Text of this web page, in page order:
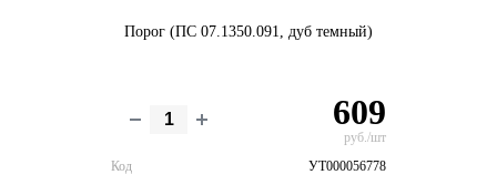
Порог (ПС 07.1350.091, дуб темный)
609
руб./шт
Код
УТ000056778